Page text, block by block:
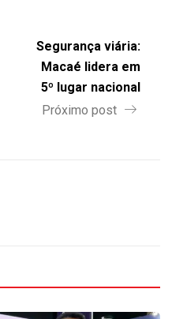
Segurança viária:
Macaé lidera em
5º lugar nacional
Próximo post